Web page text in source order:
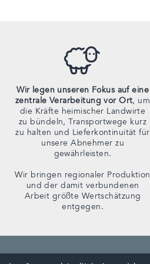
Wir legen unseren Fokus auf eine
zentrale Verarbeitung vor Ort, um
die Kräfte heimischer Landwirte
zu bündeln, Transportwege kurz
zu halten und Lieferkontinuität für
unsere Abnehmer zu
gewährleisten.
Wir bringen regionaler Produktion
und der damit verbundenen
Arbeit größte Wertschätzung
entgegen.